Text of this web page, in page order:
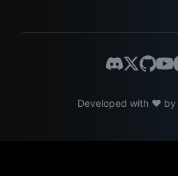
Developed with ❤️ by